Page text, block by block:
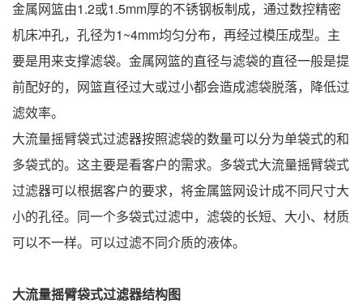
金属网篮由1.2或1.5mm厚的不锈钢板制成，通过数控精密
机床冲孔，孔径为1~4mm均匀分布，再经过模压成型。主
要是用来支撑滤袋。金属网篮的直径与滤袋的直径一般是提
前配好的，网篮直径过大或过小都会造成滤袋脱落，降低过
滤效率。
大流量摇臂袋式过滤器按照滤袋的数量可以分为单袋式的和
多袋式的。这主要是看客户的需求。多袋式大流量摇臂袋式
过滤器可以根据客户的要求，将金属篮网设计成不同尺寸大
小的孔径。同一个多袋式过滤中，滤袋的长短、大小、材质
可以不一样。可以过滤不同介质的液体。
大流量摇臂袋式过滤器结构图